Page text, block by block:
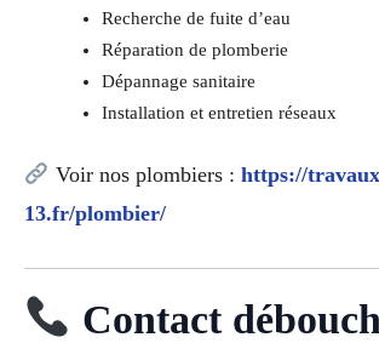
Recherche de fuite d’eau
Réparation de plomberie
Dépannage sanitaire
Installation et entretien réseaux
Voir nos plombiers : https://
13.fr/plombier/
Contact